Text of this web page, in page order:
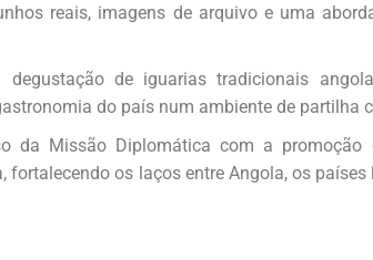
reais, imagens de arquivo e uma
de iguarias tradicionais
do país num ambiente de partilha
da Missão Diplomática com a promoção
fortalecendo os laços entre Angola, os